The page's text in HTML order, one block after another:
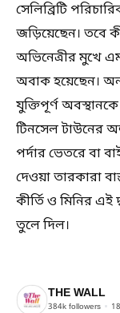
সেলিব্রিটি
জড়িয়েছেন। তবে
অভিনেত্রীর মুখে
অবাক হয়েছেন।
যুক্তিপূর্ণ
টিনসেল টাউনের
পর্দার ভেতরে বা
দেওয়া তারকারা
কীর্তি ও মিনির এই
তুলে দিল।
THE WALL
384k followers